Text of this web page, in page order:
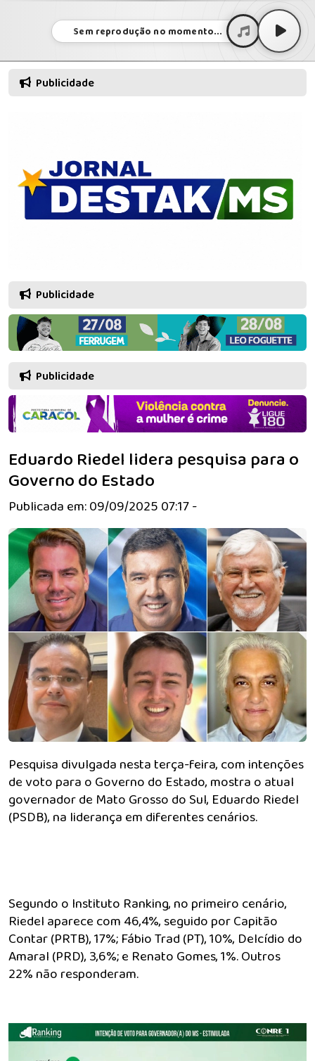
Sem reprodução no momento...
Publicidade
Publicidade
Publicidade
Eduardo Riedel lidera pesquisa para o
Governo do Estado
Publicada em: 09/09/2025 07:17 -
Pesquisa divulgada nesta terça-feira, com intenções
de voto para o Governo do Estado, mostra o atual
governador de Mato Grosso do Sul, Eduardo Riedel
(PSDB), na liderança em diferentes cenários.
Segundo o Instituto Ranking, no primeiro cenário,
Riedel aparece com 46,4%, seguido por Capitão
Contar (PRTB), 17%; Fábio Trad (PT), 10%, Delcídio do
Amaral (PRD), 3,6%; e Renato Gomes, 1%. Outros
22% não responderam.